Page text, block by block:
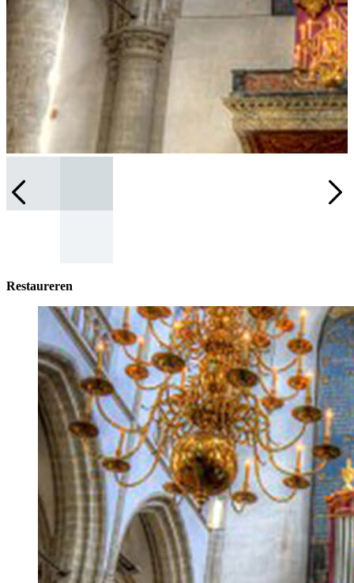
Restaureren